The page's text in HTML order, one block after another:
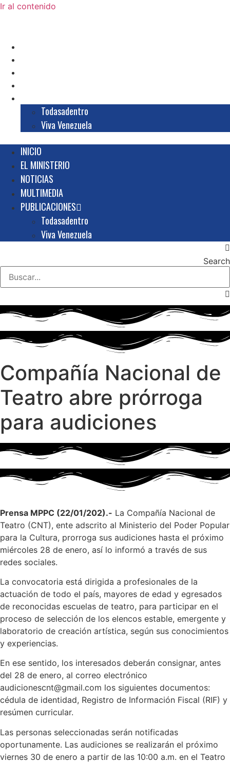
Ir al contenido
Todasadentro
Viva Venezuela
INICIO
EL MINISTERIO
NOTICIAS
MULTIMEDIA
PUBLICACIONES
Todasadentro
Viva Venezuela
Search
Compañía Nacional de
Teatro abre prórroga
para audiciones
Prensa MPPC (22/01/202).- La Compañía Nacional de
Teatro (CNT), ente adscrito al Ministerio del Poder Popular
para la Cultura, prorroga sus audiciones hasta el próximo
miércoles 28 de enero, así lo informó a través de sus
redes sociales.
La convocatoria está dirigida a profesionales de la
actuación de todo el país, mayores de edad y egresados
de reconocidas escuelas de teatro, para participar en el
proceso de selección de los elencos estable, emergente y
laboratorio de creación artística, según sus conocimientos
y experiencias.
En ese sentido, los interesados deberán consignar, antes
del 28 de enero, al correo electrónico
audicionescnt@gmail.com los siguientes documentos:
cédula de identidad, Registro de Información Fiscal (RIF) y
resúmen curricular.
Las personas seleccionadas serán notificadas
oportunamente. Las audiciones se realizarán el próximo
viernes 30 de enero a partir de las 10:00 a.m. en el Teatro